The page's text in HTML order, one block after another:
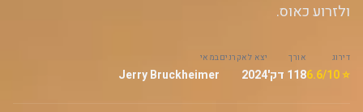
ולזרוע כאוס.
דירוג
⭐ 6.6/10
אורך
118 דק'
יצא לאקרנים
2024
במאי
Jerry Bruckheimer